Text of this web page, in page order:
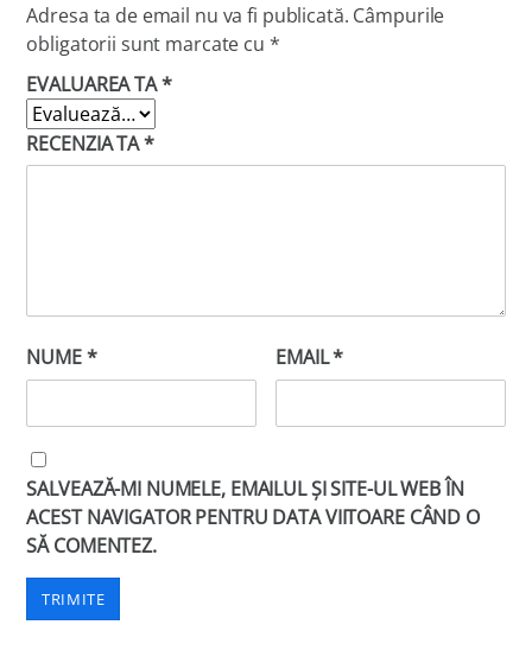
Adresa ta de email nu va fi publicată. Câmpurile
obligatorii sunt marcate cu *
EVALUAREA TA*
RECENZIA TA*
NUME* EMAIL*
SALVEAZĂ-MI NUMELE, EMAILUL ȘI SITE-UL WEB ÎN
ACEST NAVIGATOR PENTRU DATA VIITOARE CÂND O
SĂ COMENTEZ.